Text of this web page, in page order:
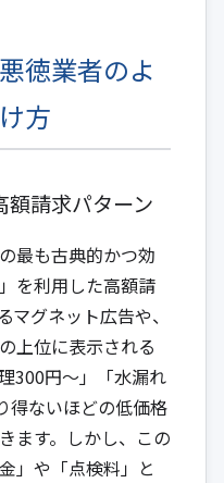
徳業者のよ
方
額請求パターン
最も古典的かつ効
を利用した高額請
グネット広告や、
上位に表示される
300円～」「水漏れ
得ないほどの低価格
ます。しかし、この
」や「点検料」と